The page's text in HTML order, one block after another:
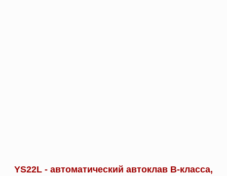
YS22L - автоматический автоклав B-класса,